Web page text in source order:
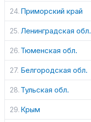
Приморский край
Ленинградская обл.
Тюменская обл.
Белгородская обл.
Тульская обл.
Крым